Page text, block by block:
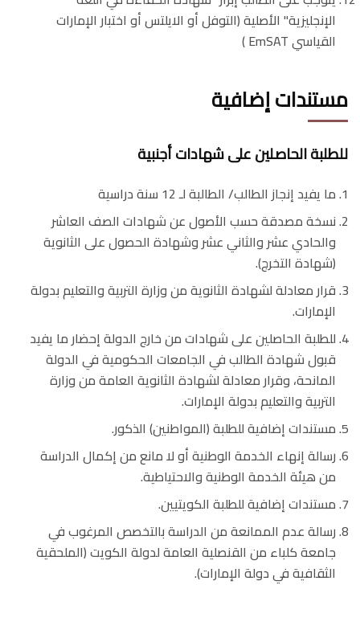
الإنجليزية" الأصلية (التوفل أو الايلتس أو اختبار الإمارات
القياسي EmSAT )
مستندات إضافية
للطلبة الحاصلين على شهادات أجنبية
ما يفيد إنجاز الطالب/ الطالبة لـ 12 سنة دراسية
نسخة مصدقة حسب الأصول عن شهادات الصف العاشر
والحادي عشر والثاني عشر وشهادة الحصول على الثانوية
(شهادة التخرج).
قرار معادلة لشهادة الثانوية من وزارة التربية والتعليم بدولة
الإمارات.
للطلبة الحاصلين على شهادات من خارج الدولة إحضار ما يفيد
قبول شهادة الطالب في الجامعات الحكومية في الدولة
المانحة، وقرار معادلة لشهادة الثانوية العامة من وزارة
التربية والتعليم بدولة الإمارات.
مستندات إضافية للطلبة (المواطنين) الذكور.
رسالة إنهاء الخدمة الوطنية أو لا مانع من إكمال الدراسة
من هيئة الخدمة الوطنية والاحتياطية.
مستندات إضافية للطلبة الكويتيين.
رسالة عدم الممانعة من الدراسة بالتخصص المرغوب في
جامعة كلباء من القنصلية العامة لدولة الكويت (الملحقية
الثقافية في دولة الإمارات).